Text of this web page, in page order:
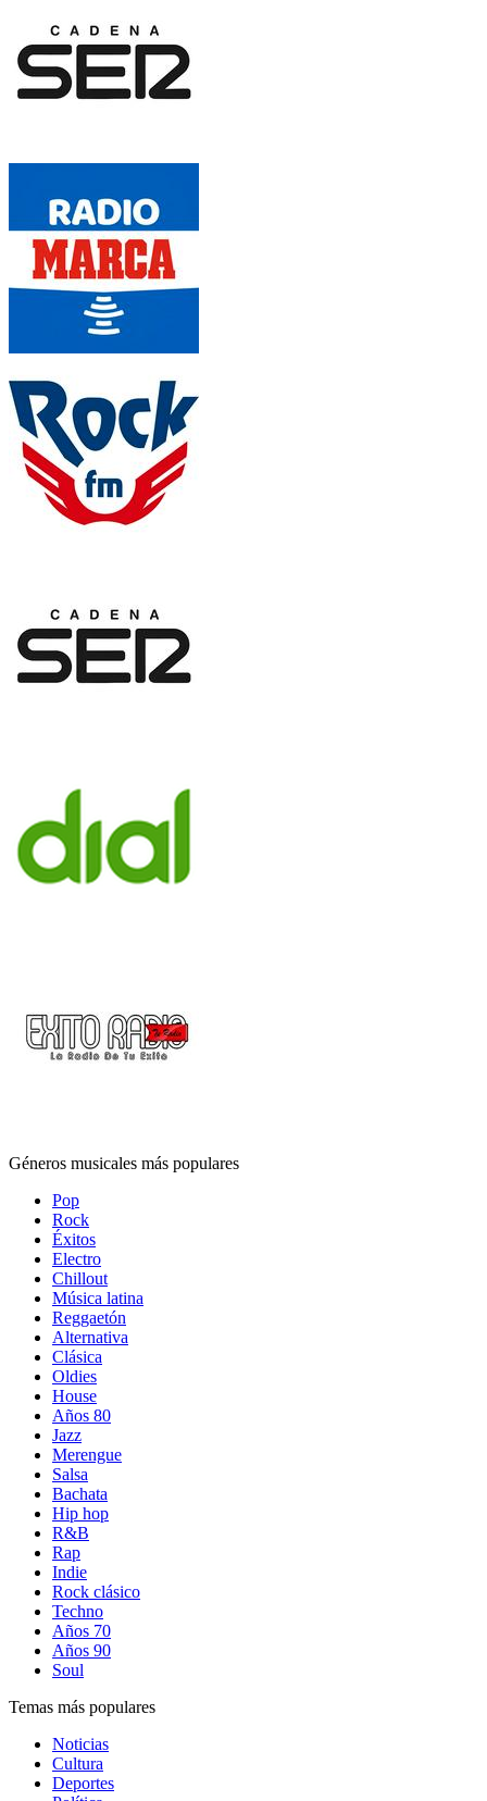
Géneros musicales más populares
Pop
Rock
Éxitos
Electro
Chillout
Música latina
Reggaetón
Alternativa
Clásica
Oldies
House
Años 80
Jazz
Merengue
Salsa
Bachata
Hip hop
R&B
Rap
Indie
Rock clásico
Techno
Años 70
Años 90
Soul
Temas más populares
Noticias
Cultura
Deportes